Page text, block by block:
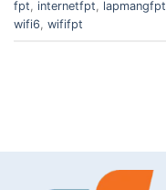
fpt
internetfpt lapmangfpt
wifi6 wififpt